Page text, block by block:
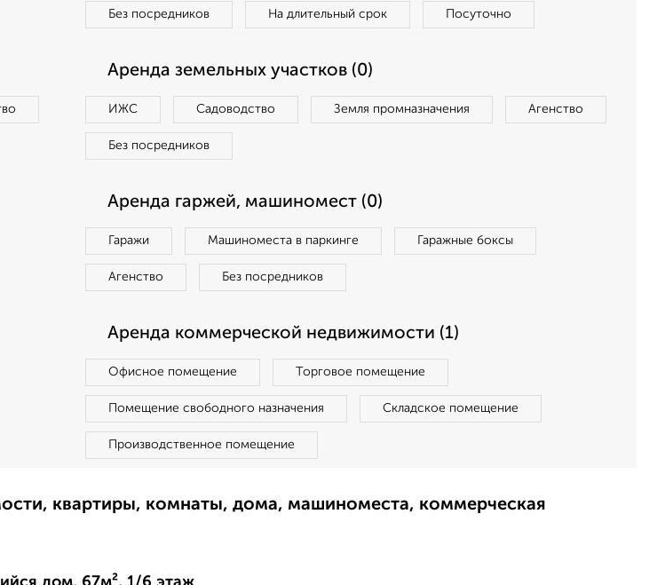
Без посредников На длительный срок Посуточно
Аренда земельных участков (0)
ИЖС Садоводство Земля промназначения Агенство
Без посредников
Аренда гаржей, машиномест (0)
Гаражи Машиноместа в паркинге Гаражные боксы
Агенство Без посредников
Аренда коммерческой недвижимости (1)
Офисное помещение Торговое помещение
Помещение свободного назначения Складское помещение
Производственное помещение
квартиры, комнаты, дома, машиноместа, коммерческая